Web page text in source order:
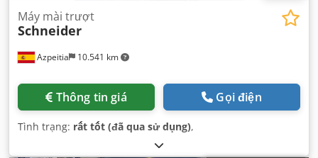
Azpeitia 10.541 km
Máy mài trượt
Schneider
Thông tin giá Gọi điện
Tình trạng: rất tốt (đã qua sử dụng),